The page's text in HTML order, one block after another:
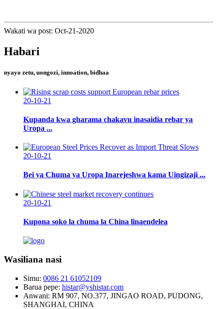
Wakati wa post: Oct-21-2020
Habari
nyayo zetu, uongozi, innoation, bidhaa
20-10-21
Kupanda kwa gharama chakavu inasaidia rebar ya
Uropa ...
20-10-21
Bei ya Chuma ya Uropa Inarejeshwa kama Uingizaji ...
20-10-21
Kupona soko la chuma la China linaendelea
Wasiliana nasi
Simu: 0086 21 61052109
Barua pepe: histar@yshistar.com
Anwani: RM 907, NO.377, JINGAO ROAD, PUDONG,
SHANGHAI, CHINA